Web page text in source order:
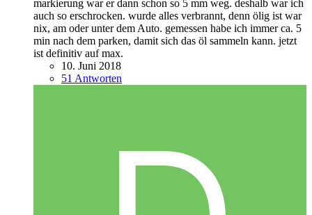
markierung war er dann schon so 5 mm weg. deshalb war ich
auch so erschrocken. wurde alles verbrannt, denn ölig ist war
nix, am oder unter dem Auto. gemessen habe ich immer ca. 5
min nach dem parken, damit sich das öl sammeln kann. jetzt
ist definitiv auf max.
10. Juni 2018
51 Antworten